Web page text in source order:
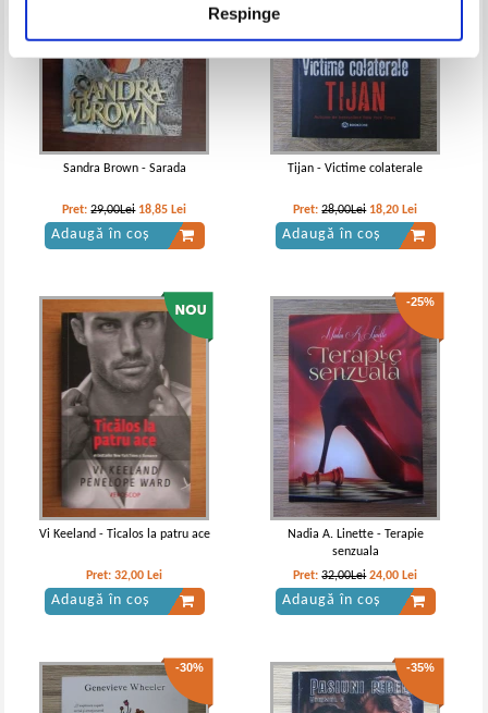
Respinge
Sandra Brown - Sarada
Pret:29,00Lei 18,85 Lei
Adaugă în coș
Tijan - Victime colaterale
Pret:28,00Lei 18,20 Lei
Adaugă în coș
Vi Keeland - Ticalos la patru ace
Pret:32,00 Lei
Adaugă în coș
-25%
Nadia A. Linette - Terapie
senzuala
Pret:32,00Lei 24,00 Lei
Adaugă în coș
-30% -35%